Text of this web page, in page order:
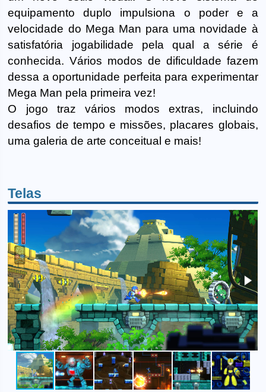
equipamento duplo impulsiona o poder e a
velocidade do Mega Man para uma novidade à
satisfatória jogabilidade pela qual a série é
conhecida. Vários modos de dificuldade fazem
dessa a oportunidade perfeita para experimentar
Mega Man pela primeira vez!
O jogo traz vários modos extras, incluindo
desafios de tempo e missões, placares globais,
uma galeria de arte conceitual e mais!
Telas